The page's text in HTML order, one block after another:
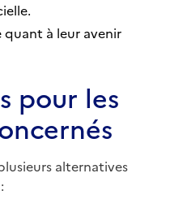
à leur avenir
pour les
alternatives